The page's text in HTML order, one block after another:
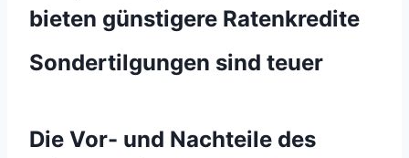
bieten günstigere Ratenkredite
Sondertilgungen sind teuer
Die Vor- und Nachteile des